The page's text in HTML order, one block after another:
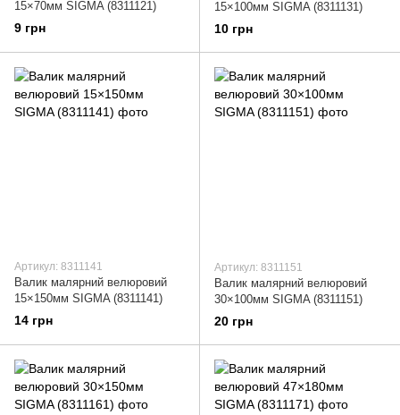
15×70мм SIGMA (8311121)
9 грн
15×100мм SIGMA (8311131)
10 грн
Артикул: 8311141
Валик малярний велюровий
15×150мм SIGMA (8311141)
14 грн
Артикул: 8311151
Валик малярний велюровий
30×100мм SIGMA (8311151)
20 грн